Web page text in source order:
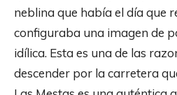
neblina que había el día que
configuraba una imagen de
idílica. Esta es una de las
descender por la carretera